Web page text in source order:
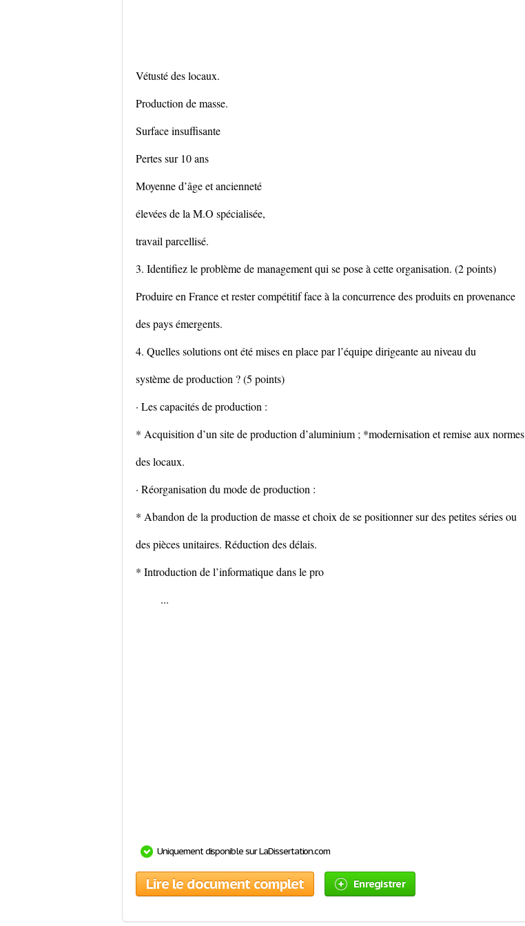
Vétusté des locaux.
Production de masse.
Surface insuffisante
Pertes sur 10 ans
Moyenne d’âge et ancienneté
élevées de la M.O spécialisée,
travail parcellisé.
3. Identifiez le problème de management qui se pose à cette organisation. (2 points)
Produire en France et rester compétitif face à la concurrence des produits en provenance
des pays émergents.
4. Quelles solutions ont été mises en place par l’équipe dirigeante au niveau du
système de production ? (5 points)
· Les capacités de production :
* Acquisition d’un site de production d’aluminium ; *modernisation et remise aux normes
des locaux.
· Réorganisation du mode de production :
* Abandon de la production de masse et choix de se positionner sur des petites séries ou
des pièces unitaires. Réduction des délais.
* Introduction de l’informatique dans le pro
...
Uniquement disponible sur LaDissertation.com
Lire le document complet Enregistrer